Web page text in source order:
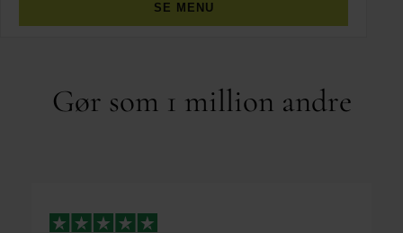
SE MENU
Gør som 1 million andre